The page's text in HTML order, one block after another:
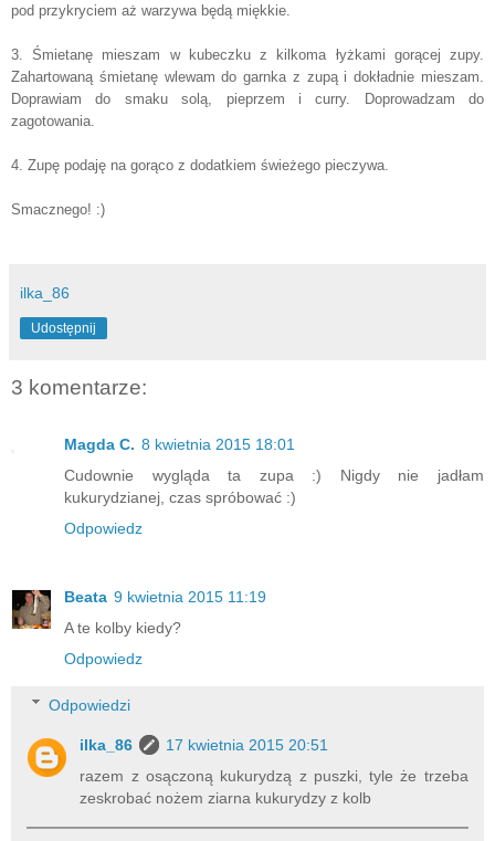
pod przykryciem aż warzywa będą miękkie.
3. Śmietanę mieszam w kubeczku z kilkoma łyżkami gorącej zupy.
Zahartowaną śmietanę wlewam do garnka z zupą i dokładnie mieszam.
Doprawiam do smaku solą, pieprzem i curry. Doprowadzam do
zagotowania.
4. Zupę podaję na gorąco z dodatkiem świeżego pieczywa.
Smacznego! :)
ilka_86
Udostępnij
3 komentarze:
Magda C. 8 kwietnia 2015 18:01
Cudownie wygląda ta zupa :) Nigdy nie jadłam
kukurydzianej, czas spróbować :)
Odpowiedz
Beata 9 kwietnia 2015 11:19
A te kolby kiedy?
Odpowiedz
Odpowiedzi
ilka_86
17 kwietnia 2015 20:51
razem z osączoną kukurydzą z puszki, tyle że trzeba
zeskrobać nożem ziarna kukurydzy z kolb